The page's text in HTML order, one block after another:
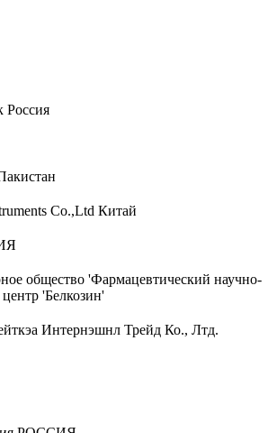
Co.,Ltd Китай
общество 'Фармацевтический научно-
'Белкозин'
Интернэшнл Трейд Ко., Лтд.